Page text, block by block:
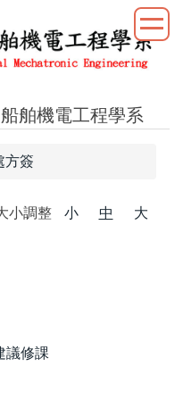
舶機電工程學系
方簽
小調整 小 中 大
議修課